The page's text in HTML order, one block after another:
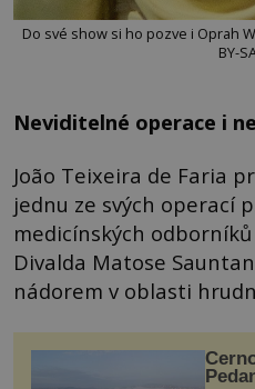
Do své show si ho pozve i Oprah
BY-
Neviditelné operace i
João Teixeira de Faria
jednu ze svých operací
medicínských
Divalda Matose
nádorem v oblasti